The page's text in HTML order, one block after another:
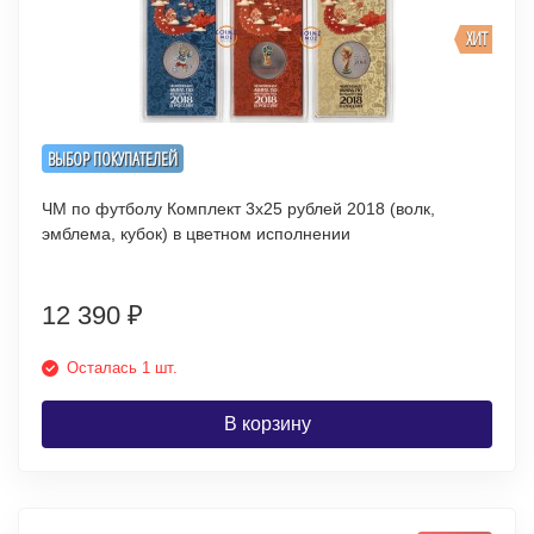
ВЫБОР ПОКУПАТЕЛЕЙ
ХИТ
ЧМ по футболу Комплект 3х25 рублей 2018 (волк,
эмблема, кубок) в цветном исполнении
12 390 ₽
Осталась 1 шт.
В корзину